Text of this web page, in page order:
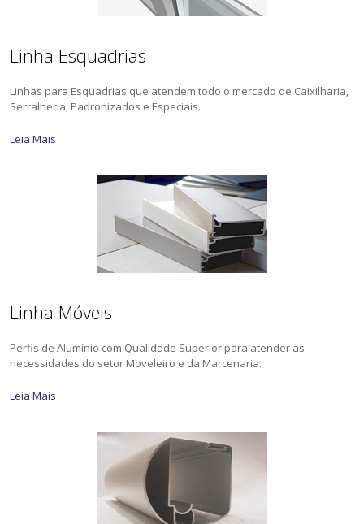
Linha Esquadrias
Linhas para Esquadrias que atendem todo o mercado de Caixilharia,
Serralheria, Padronizados e Especiais.
Leia Mais
Linha Móveis
Perfis de Alumínio com Qualidade Superior para atender as
necessidades do setor Moveleiro e da Marcenaria.
Leia Mais